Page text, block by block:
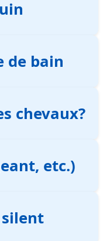
de bain
chevaux?
etc.)